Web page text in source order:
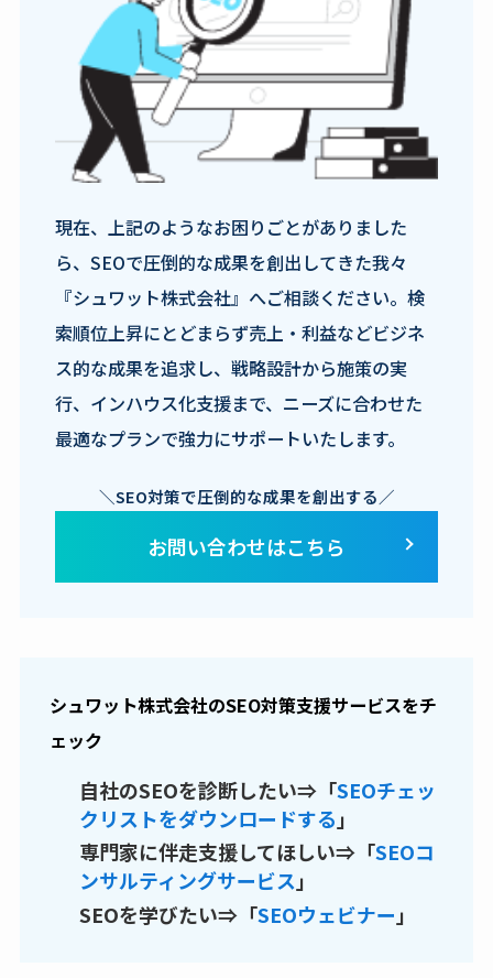
現在、上記のようなお困りごとがありました
ら、SEOで圧倒的な成果を創出してきた我々
『シュワット株式会社』へご相談ください。検
索順位上昇にとどまらず売上・利益などビジネ
ス的な成果を追求し、戦略設計から施策の実
行、インハウス化支援まで、ニーズに合わせた
最適なプランで強力にサポートいたします。
＼SEO対策で圧倒的な成果を創出する／
お問い合わせはこちら
シュワット株式会社のSEO対策支援サービスをチ
ェック
自社のSEOを診断したい⇒「SEOチェッ
クリストをダウンロードする 」
専門家に伴走支援してほしい⇒「SEOコ
ンサルティングサービス」
SEOを学びたい⇒「SEOウェビナー 」